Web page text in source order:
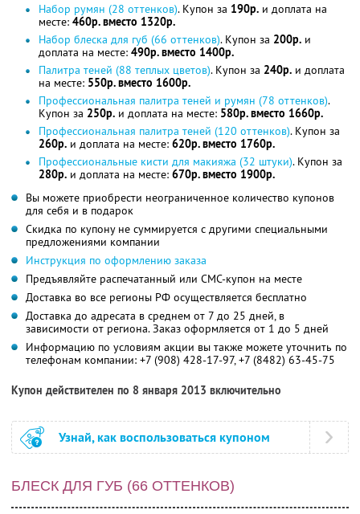
Набор румян (28 оттенков). Купон за 190р. и доплата на
месте: 460р. вместо 1320р.
Набор блеска для губ (66 оттенков). Купон за 200р. и
доплата на месте: 490р. вместо 1400р.
Палитра теней (88 теплых цветов). Купон за 240р. и доплата
на месте: 550р. вместо 1600р.
Профессиональная палитра теней и румян (78 оттенков).
Купон за 250р. и доплата на месте: 580р. вместо 1660р.
Профессиональная палитра теней (120 оттенков). Купон за
260р. и доплата на месте: 620р. вместо 1760р.
Профессиональные кисти для макияжа (32 штуки). Купон за
280р. и доплата на месте: 670р. вместо 1900р.
Вы можете приобрести неограниченное количество купонов
для себя и в подарок
Скидка по купону не суммируется с другими специальными
предложениями компании
Инструкция по оформлению заказа
Предъявляйте распечатанный или СМС-купон на месте
Доставка во все регионы РФ осуществляется бесплатно
Доставка до адресата в среднем от 7 до 25 дней, в
зависимости от региона. Заказ оформляется от 1 до 5 дней
Информацию по условиям акции вы также можете уточнить по
телефонам компании: +7 (908) 428-17-97, +7 (8482) 63-45-75
Купон действителен по 8 января 2013 включительно
Узнай, как воспользоваться купоном
БЛЕСК ДЛЯ ГУБ (66 ОТТЕНКОВ)